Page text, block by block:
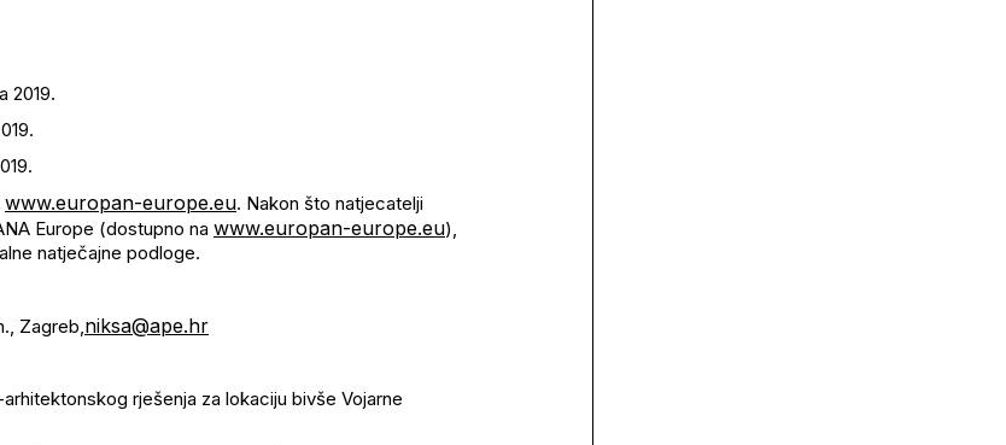
2019.
www.europan-europe.eu. Nakon što natjecatelji
Europe (dostupno na www.europan-europe.eu),
natječajne podloge.
Zagreb,niksa@ape.hr
rješenja za lokaciju bivše Vojarne